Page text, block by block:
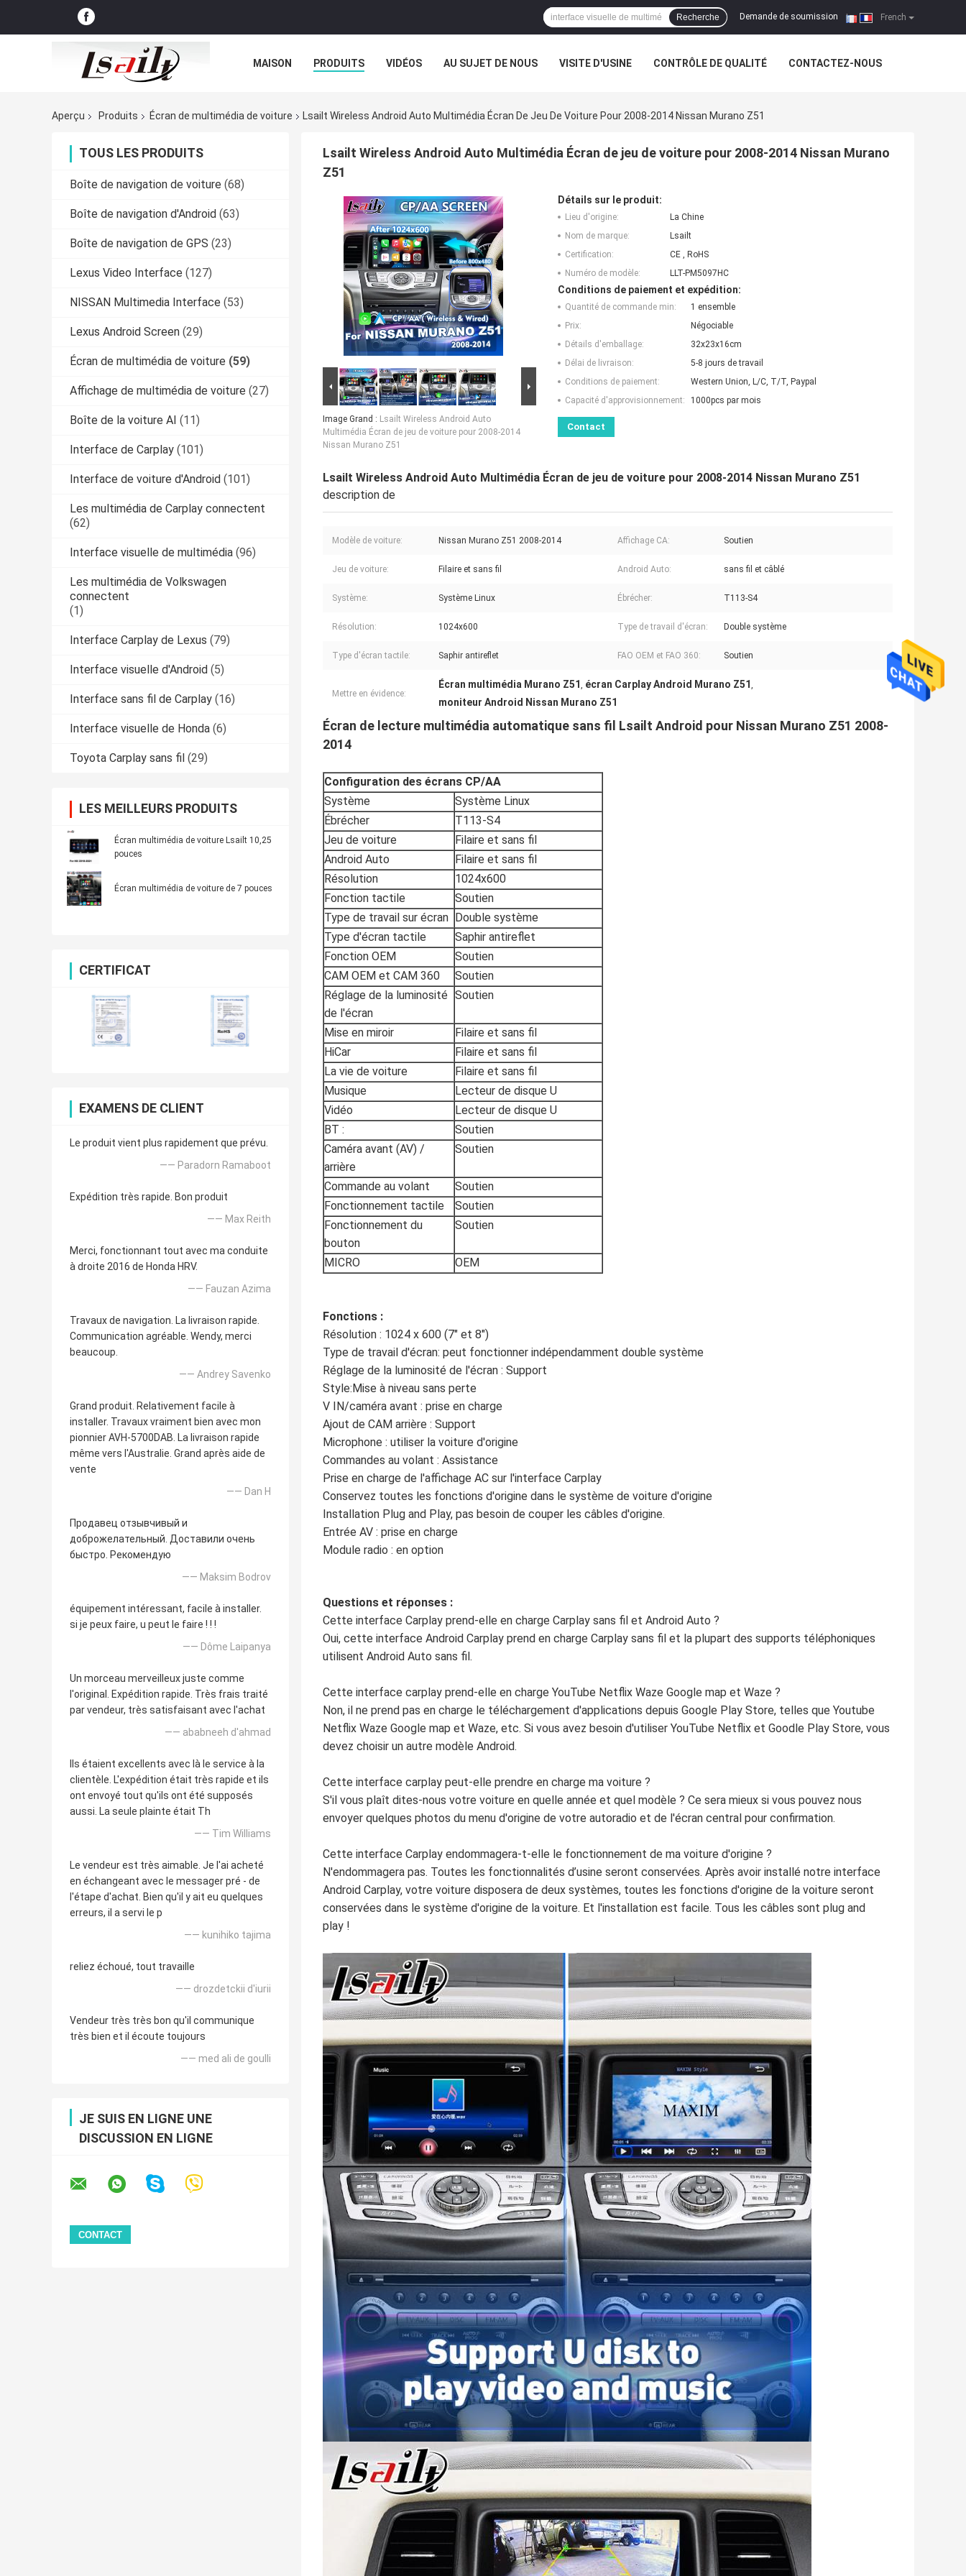
French
Demande de soumission |
Recherche
MAISON PRODUITS VIDÉOS AU SUJET DE NOUS VISITE D'USINE CONTRÔLE DE QUALITÉ CONTACTEZ-NOUS
Aperçu
Produits Écran de multimédia de voiture Lsailt Wireless Android Auto Multimédia Écran De Jeu De Voiture Pour 2008-2014 Nissan Murano Z51
TOUS LES PRODUITS
Boîte de navigation de voiture (68)
Boîte de navigation d'Android (63)
Boîte de navigation de GPS (23)
Lexus Video Interface (127)
NISSAN Multimedia Interface (53)
Lexus Android Screen (29)
Écran de multimédia de voiture (59)
Affichage de multimédia de voiture (27)
Boîte de la voiture AI (11)
Interface de Carplay (101)
Interface de voiture d'Android (101)
Les multimédia de Carplay connectent
(62)
Interface visuelle de multimédia (96)
Les multimédia de Volkswagen
connectent
(1)
Interface Carplay de Lexus (79)
Interface visuelle d'Android (5)
Interface sans fil de Carplay (16)
Interface visuelle de Honda (6)
Toyota Carplay sans fil (29)
LES MEILLEURS PRODUITS
Écran multimédia de voiture Lsailt 10,25
pouces
Écran multimédia de voiture de 7 pouces
CERTIFICAT
EXAMENS DE CLIENT
Le produit vient plus rapidement que prévu.
—— Paradorn Ramaboot
Expédition très rapide. Bon produit
—— Max Reith
Merci, fonctionnant tout avec ma conduite
à droite 2016 de Honda HRV.
—— Fauzan Azima
Travaux de navigation. La livraison rapide.
Communication agréable. Wendy, merci
beaucoup.
—— Andrey Savenko
Grand produit. Relativement facile à
installer. Travaux vraiment bien avec mon
pionnier AVH-5700DAB. La livraison rapide
même vers l'Australie. Grand après aide de
vente
—— Dan H
Продавец отзывчивый и
доброжелательный. Доставили очень
быстро. Рекомендую
—— Maksim Bodrov
équipement intéressant, facile à installer.
si je peux faire, u peut le faire ! ! !
—— Dôme Laipanya
Un morceau merveilleux juste comme
l'original. Expédition rapide. Très frais traité
par vendeur, très satisfaisant avec l'achat
—— ababneeh d'ahmad
Ils étaient excellents avec là le service à la
clientèle. L'expédition était très rapide et ils
ont envoyé tout qu'ils ont été supposés
aussi. La seule plainte était Th
—— Tim Williams
Le vendeur est très aimable. Je l'ai acheté
en échangeant avec le messager pré - de
l'étape d'achat. Bien qu'il y ait eu quelques
erreurs, il a servi le p
—— kunihiko tajima
reliez échoué, tout travaille
—— drozdetckii d'iurii
Vendeur très très bon qu'il communique
très bien et il écoute toujours
—— med ali de goulli
JE SUIS EN LIGNE UNE
DISCUSSION EN LIGNE
Lsailt Wireless Android Auto Multimédia Écran de jeu de voiture pour 2008-2014 Nissan Murano
Z51
Image Grand : Lsailt Wireless Android Auto
Multimédia Écran de jeu de voiture pour 2008-2014
Nissan Murano Z51
Détails sur le produit:
Lieu d'origine:
La Chine
Nom de marque:
Lsailt
Certification:
CE , RoHS
Numéro de modèle:
LLT-PM5097HC
Conditions de paiement et expédition:
Quantité de commande min:
1 ensemble
Prix:
Négociable
Détails d'emballage:
32x23x16cm
Délai de livraison:
5-8 jours de travail
Conditions de paiement:
Western Union, L/C, T/T, Paypal
Capacité d'approvisionnement:
1000pcs par mois
Contact
Lsailt Wireless Android Auto Multimédia Écran de jeu de voiture pour 2008-2014 Nissan Murano Z51
description de
Modèle de voiture: Nissan Murano Z51 2008-2014 Affichage CA: Soutien
Jeu de voiture: Filaire et sans fil Android Auto: sans fil et câblé
Système: Système Linux Ébrécher: T113-S4
Résolution: 1024x600 Type de travail d'écran: Double système
Type d'écran tactile: Saphir antireflet FAO OEM et FAO 360: Soutien
Mettre en évidence:
Écran multimédia Murano Z51 , écran Carplay Android Murano Z51 ,
moniteur Android Nissan Murano Z51
Écran de lecture multimédia automatique sans fil Lsailt Android pour Nissan Murano Z51 2008-
2014
Configuration des écrans CP/AA
Système
Système Linux
Ébrécher
T113-S4
Jeu de voiture
Filaire et sans fil
Android Auto
Filaire et sans fil
Résolution
1024x600
Fonction tactile
Soutien
Type de travail sur écran
Double système
Type d'écran tactile
Saphir antireflet
Fonction OEM
Soutien
CAM OEM et CAM 360
Soutien
Réglage de la luminosité
de l'écran
Soutien
Mise en miroir
Filaire et sans fil
HiCar
Filaire et sans fil
La vie de voiture
Filaire et sans fil
Musique
Lecteur de disque U
Vidéo
Lecteur de disque U
BT :
Soutien
Caméra avant (AV) /
arrière
Soutien
Commande au volant
Soutien
Fonctionnement tactile
Soutien
Fonctionnement du
bouton
Soutien
MICRO OEM
Fonctions :
Résolution : 1024 x 600 (7" et 8")
Type de travail d'écran: peut fonctionner indépendamment double système
Réglage de la luminosité de l'écran : Support
Style:Mise à niveau sans perte
V IN/caméra avant : prise en charge
Ajout de CAM arrière : Support
Microphone : utiliser la voiture d'origine
Commandes au volant : Assistance
Prise en charge de l'affichage AC sur l'interface Carplay
Conservez toutes les fonctions d'origine dans le système de voiture d'origine
Installation Plug and Play, pas besoin de couper les câbles d'origine.
Entrée AV : prise en charge
Module radio : en option
Questions et réponses :
Cette interface Carplay prend-elle en charge Carplay sans fil et Android Auto ?
Oui, cette interface Android Carplay prend en charge Carplay sans fil et la plupart des supports téléphoniques
utilisent Android Auto sans fil.
Cette interface carplay prend-elle en charge YouTube Netflix Waze Google map et Waze ?
Non, il ne prend pas en charge le téléchargement d'applications depuis Google Play Store, telles que Youtube
Netflix Waze Google map et Waze, etc. Si vous avez besoin d'utiliser YouTube Netflix et Goodle Play Store, vous
devez choisir un autre modèle Android.
Cette interface carplay peut-elle prendre en charge ma voiture ?
S'il vous plaît dites-nous votre voiture en quelle année et quel modèle ? Ce sera mieux si vous pouvez nous
envoyer quelques photos du menu d'origine de votre autoradio et de l'écran central pour confirmation.
Cette interface Carplay endommagera-t-elle le fonctionnement de ma voiture d'origine ?
N'endommagera pas. Toutes les fonctionnalités d’usine seront conservées. Après avoir installé notre interface
Android Carplay, votre voiture disposera de deux systèmes, toutes les fonctions d'origine de la voiture seront
conservées dans le système d'origine de la voiture. Et l'installation est facile. Tous les câbles sont plug and
play !